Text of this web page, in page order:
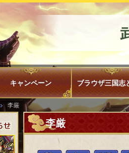
キャンペーン ブラウザ三国志
李厳
李厳